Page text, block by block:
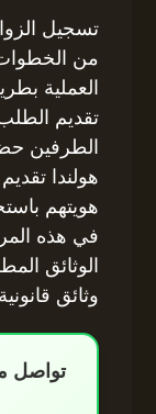
تسجيل
من
العملية
تقديم
الطرفين
هولندا
هويتهم
في هذه
الوثائق
وثائق
تواصل